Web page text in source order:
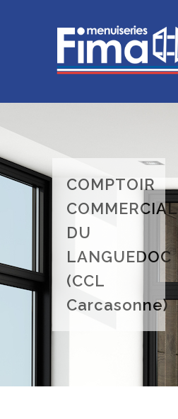
COMPTOIR
COMMERCIAL
DU
LANGUEDOC
(CCL
Carcasonne)